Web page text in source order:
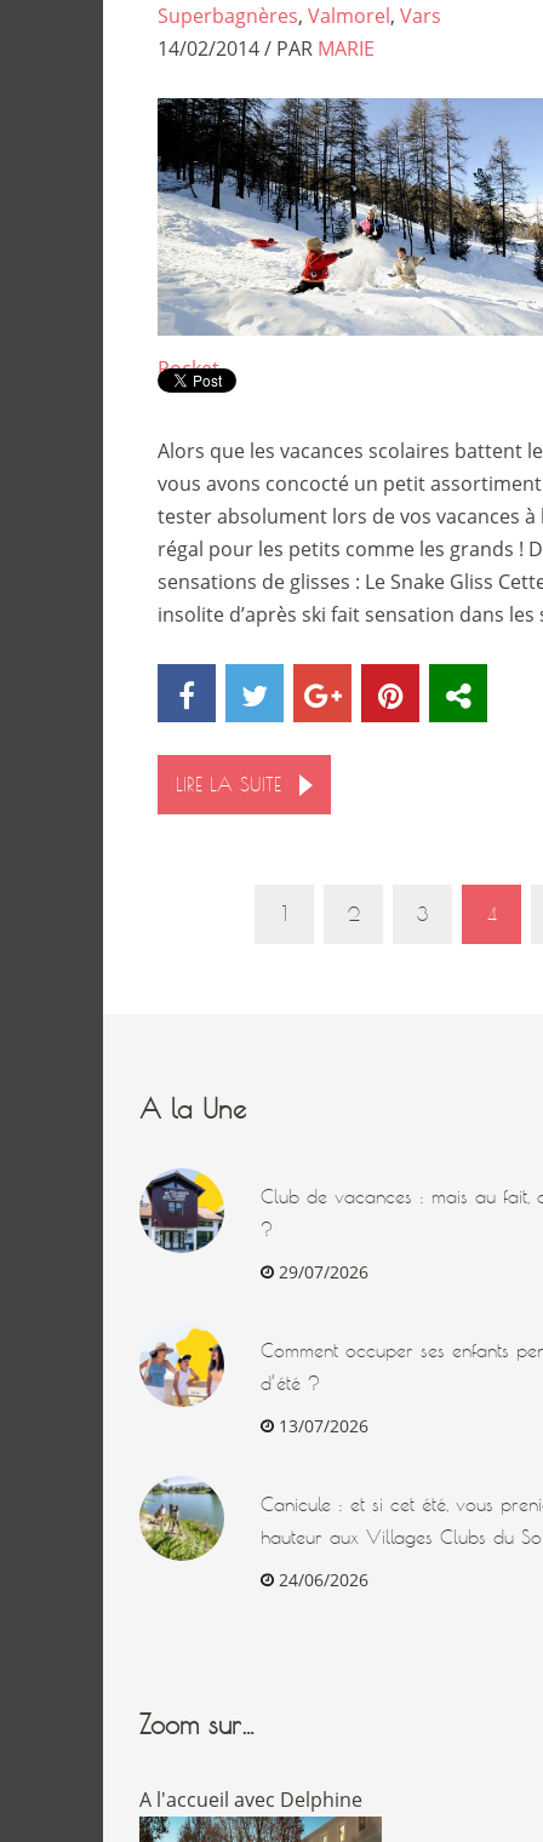
Superbagnères, Valmorel, Vars
14/02/2014 / PAR MARIE
Pocket
Alors que les vacances scolaires battent
vous avons concocté un petit assortiment
tester absolument lors de vos vacances
régal pour les petits comme les grands !
sensations de glisses : Le Snake Gliss
insolite d’après ski fait sensation dans
LIRE LA SUITE
2 3 4
A la Une
Club de vacances : mais au fait,
?
29/07/2026
Comment occuper ses enfants
d’été ?
13/07/2026
Canicule : et si cet été, vous
hauteur aux Villages Clubs du
24/06/2026
Zoom sur…
A l'accueil avec Delphine